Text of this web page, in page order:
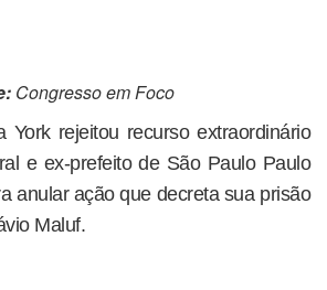
Congresso em Foco
York rejeitou recurso extraordinário
e ex-prefeito de São Paulo Paulo
anular ação que decreta sua prisão
Maluf.